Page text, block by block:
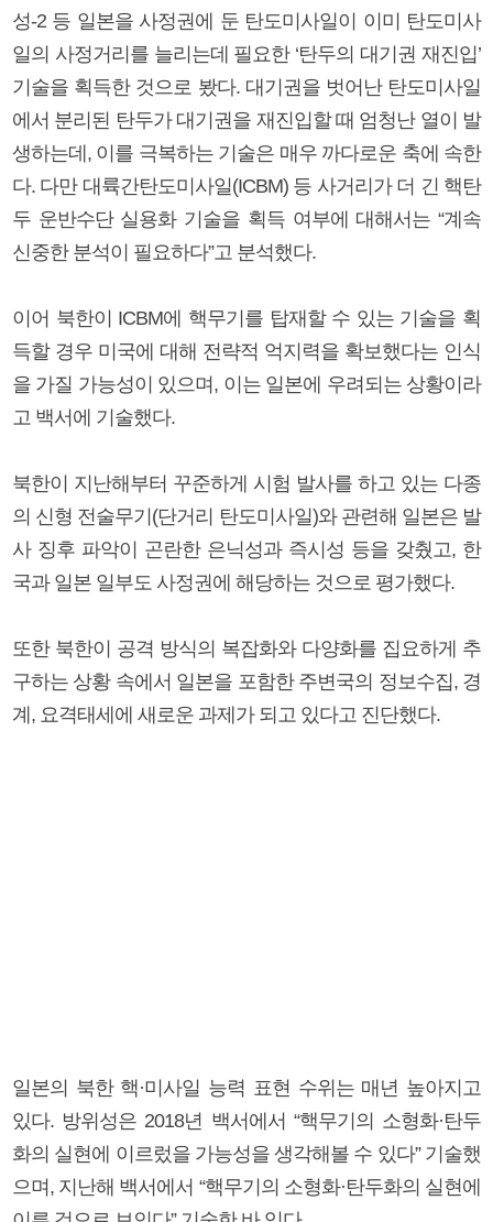
성-2 등 일본을 사정권에 둔 탄도미사일이 이미 탄도미사
일의 사정거리를 늘리는데 필요한 ‘탄두의 대기권 재진입’
기술을 획득한 것으로 봤다. 대기권을 벗어난 탄도미사일
에서 분리된 탄두가 대기권을 재진입할 때 엄청난 열이 발
생하는데, 이를 극복하는 기술은 매우 까다로운 축에 속한
다. 다만 대륙간탄도미사일(ICBM) 등 사거리가 더 긴 핵탄
두 운반수단 실용화 기술을 획득 여부에 대해서는 “계속
신중한 분석이 필요하다”고 분석했다.
이어 북한이 ICBM에 핵무기를 탑재할 수 있는 기술을 획
득할 경우 미국에 대해 전략적 억지력을 확보했다는 인식
을 가질 가능성이 있으며, 이는 일본에 우려되는 상황이라
고 백서에 기술했다.
북한이 지난해부터 꾸준하게 시험 발사를 하고 있는 다종
의 신형 전술무기(단거리 탄도미사일)와 관련해 일본은 발
사 징후 파악이 곤란한 은닉성과 즉시성 등을 갖췄고, 한
국과 일본 일부도 사정권에 해당하는 것으로 평가했다.
또한 북한이 공격 방식의 복잡화와 다양화를 집요하게 추
구하는 상황 속에서 일본을 포함한 주변국의 정보수집, 경
계, 요격태세에 새로운 과제가 되고 있다고 진단했다.
일본의 북한 핵·미사일 능력 표현 수위는 매년 높아지고
있다. 방위성은 2018년 백서에서 “핵무기의 소형화·탄두
화의 실현에 이르렀을 가능성을 생각해볼 수 있다” 기술했
으며, 지난해 백서에서 “핵무기의 소형화·탄두화의 실현에